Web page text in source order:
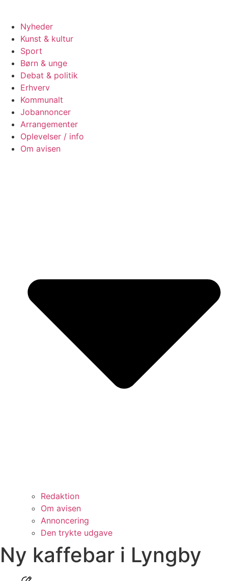
Nyheder
Kunst & kultur
Sport
Børn & unge
Debat & politik
Erhverv
Kommunalt
Jobannoncer
Arrangementer
Oplevelser / info
Om avisen
Redaktion
Om avisen
Annoncering
Den trykte udgave
Ny kaffebar i Lyngby